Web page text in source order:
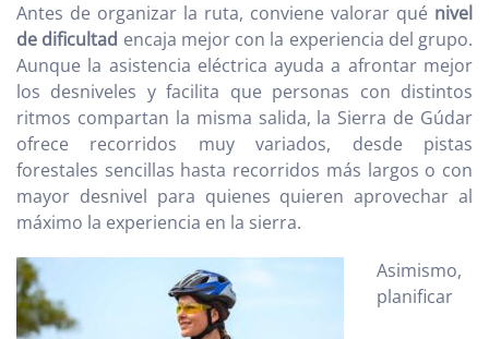
Antes de organizar la ruta, conviene valorar qué nivel
de dificultad encaja mejor con la experiencia del grupo.
Aunque la asistencia eléctrica ayuda a afrontar mejor
los desniveles y facilita que personas con distintos
ritmos compartan la misma salida, la Sierra de Gúdar
ofrece recorridos muy variados, desde pistas
forestales sencillas hasta recorridos más largos o con
mayor desnivel para quienes quieren aprovechar al
máximo la experiencia en la sierra.
Asimismo,
planificar